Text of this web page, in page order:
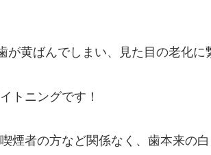
黄ばんでしまい、見た目の老化に
トニングです！
煙者の方など関係なく、歯本来の